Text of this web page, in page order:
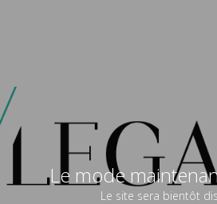
Le mode
Le site sera bientôt